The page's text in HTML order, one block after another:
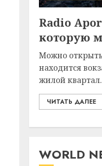
Radio
которую
Можно открыть
находится
жилой
ЧИТАТЬ ДАЛЕЕ
WORLD